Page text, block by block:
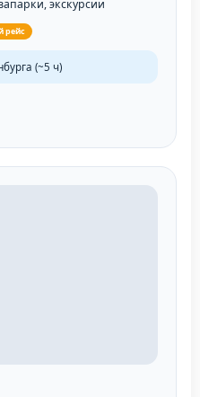
экскурсии
рейс
(~5 ч)